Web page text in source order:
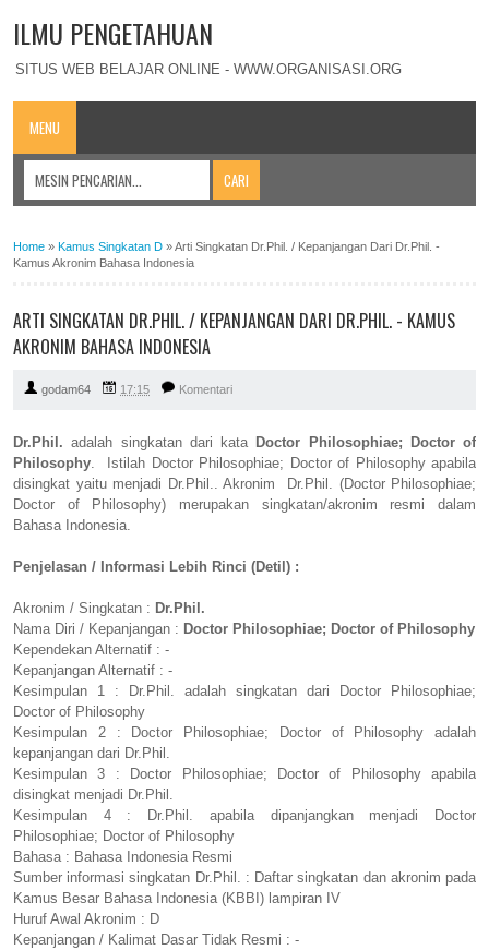
ILMU PENGETAHUAN
SITUS WEB BELAJAR ONLINE - WWW.ORGANISASI.ORG
MENU
Home » Kamus Singkatan D »Arti Singkatan Dr.Phil. / Kepanjangan Dari Dr.Phil. -
Kamus Akronim Bahasa Indonesia
ARTI SINGKATAN DR.PHIL. / KEPANJANGAN DARI DR.PHIL. - KAMUS
AKRONIM BAHASA INDONESIA
godam64 17:15 Komentari
Dr.Phil. adalah singkatan dari kata Doctor Philosophiae; Doctor of
Philosophy. Istilah Doctor Philosophiae; Doctor of Philosophy apabila
disingkat yaitu menjadi Dr.Phil.. Akronim Dr.Phil. (Doctor Philosophiae;
Doctor of Philosophy) merupakan singkatan/akronim resmi dalam
Bahasa Indonesia.
Penjelasan / Informasi Lebih Rinci (Detil) :
Akronim / Singkatan : Dr.Phil.
Nama Diri / Kepanjangan : Doctor Philosophiae; Doctor of Philosophy
Kependekan Alternatif : -
Kepanjangan Alternatif : -
Kesimpulan 1 : Dr.Phil. adalah singkatan dari Doctor Philosophiae;
Doctor of Philosophy
Kesimpulan 2 : Doctor Philosophiae; Doctor of Philosophy adalah
kepanjangan dari Dr.Phil.
Kesimpulan 3 : Doctor Philosophiae; Doctor of Philosophy apabila
disingkat menjadi Dr.Phil.
Kesimpulan 4 : Dr.Phil. apabila dipanjangkan menjadi Doctor
Philosophiae; Doctor of Philosophy
Bahasa : Bahasa Indonesia Resmi
Sumber informasi singkatan Dr.Phil. : Daftar singkatan dan akronim pada
Kamus Besar Bahasa Indonesia (KBBI) lampiran IV
Huruf Awal Akronim : D
Kepanjangan / Kalimat Dasar Tidak Resmi : -